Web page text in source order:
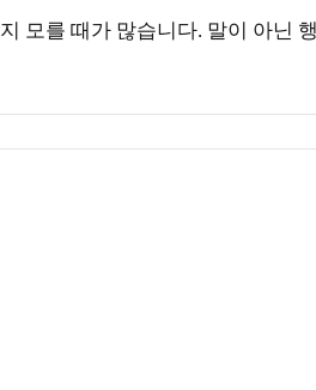
모를 때가 많습니다. 말이 아닌